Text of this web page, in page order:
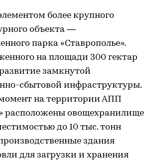
более крупного
объекта —
парка «Ставрополье».
на площади 300 гектар
замкнутой
сбытовой инфраструктуры.
на территории АПП
расположены овощехранилище
до 10 тыс. тонн
здания
для загрузки и хранения